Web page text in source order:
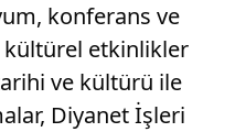
konferans ve
etkinlikler
ve kültürü ile
Diyanet İşleri